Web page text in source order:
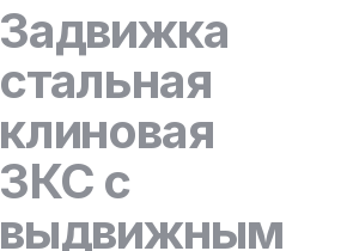
Задвижка
стальная
клиновая
ЗКС с
выдвижным